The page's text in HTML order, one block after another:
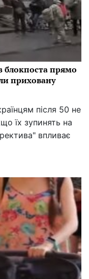
блокпоста прямо
приховану
після 50 не
їх зупинять на
впливає